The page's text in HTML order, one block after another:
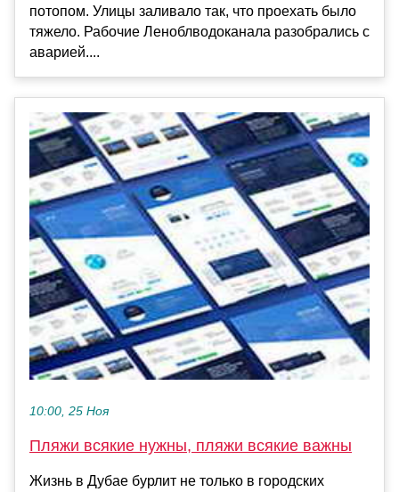
потопом. Улицы заливало так, что проехать было
тяжело. Рабочие Леноблводоканала разобрались с
аварией....
10:00, 25 Ноя
Пляжи всякие нужны, пляжи всякие важны
Жизнь в Дубае бурлит не только в городских